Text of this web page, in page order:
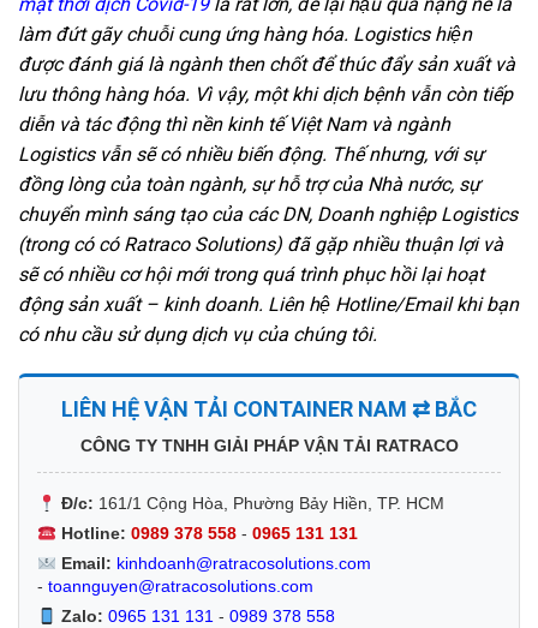
làm đứt gãy chuỗi cung ứng hàng hóa. Logistics hiện
được đánh giá là ngành then chốt để thúc đẩy sản xuất và
lưu thông hàng hóa. Vì vậy, một khi dịch bệnh vẫn còn tiếp
diễn và tác động thì nền kinh tế Việt Nam và ngành
Logistics vẫn sẽ có nhiều biến động. Thế nhưng, với sự
đồng lòng của toàn ngành, sự hỗ trợ của Nhà nước, sự
chuyển mình sáng tạo của các DN, Doanh nghiệp Logistics
(trong có có Ratraco Solutions) đã gặp nhiều thuận lợi và
sẽ có nhiều cơ hội mới trong quá trình phục hồi lại hoạt
động sản xuất – kinh doanh. Liên hệ Hotline/Email khi bạn
có nhu cầu sử dụng dịch vụ của chúng tôi.
LIÊN HỆ VẬN TẢI CONTAINER NAM ⇄ BẮC
CÔNG TY TNHH GIẢI PHÁP VẬN TẢI RATRACO
Đ/c: 161/1 Cộng Hòa, Phường Bảy Hiền, TP. HCM
Hotline: 0989 378 558- 0965 131 131
Email: kinhdoanh@ratracosolutions.com
- toannguyen@ratracosolutions.com
Zalo: 0965 131 131- 0989 378 558